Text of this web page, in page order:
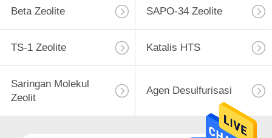
Beta Zeolite SAPO-34 Zeolite
TS-1 Zeolite Katalis HTS
Saringan Molekul
Zeolit
Agen Desulfurisasi